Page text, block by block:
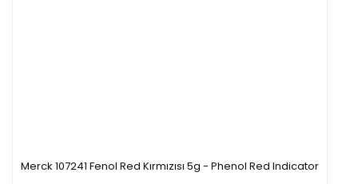
Merck 107241 Fenol Red Kırmızısı 5g - Phenol Red Indicator